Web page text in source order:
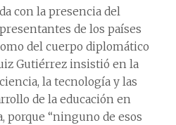
con la presencia del
de los países
del cuerpo diplomático
Gutiérrez insistió en la
la tecnología y las
de la educación en
porque “ninguno de esos